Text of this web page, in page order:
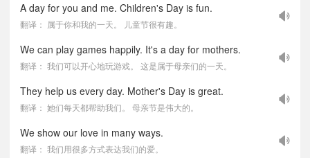
A day for you and me. Children's Day is fun.
翻译： 属于你和我的一天。 儿童节很有趣。
We can play games happily. It's a day for mothers.
翻译： 我们可以开心地玩游戏。 这是属于母亲们的一天。
They help us every day. Mother's Day is great.
翻译： 她们每天都帮助我们。 母亲节是伟大的。
We show our love in many ways.
翻译： 我们用很多方式表达我们的爱。